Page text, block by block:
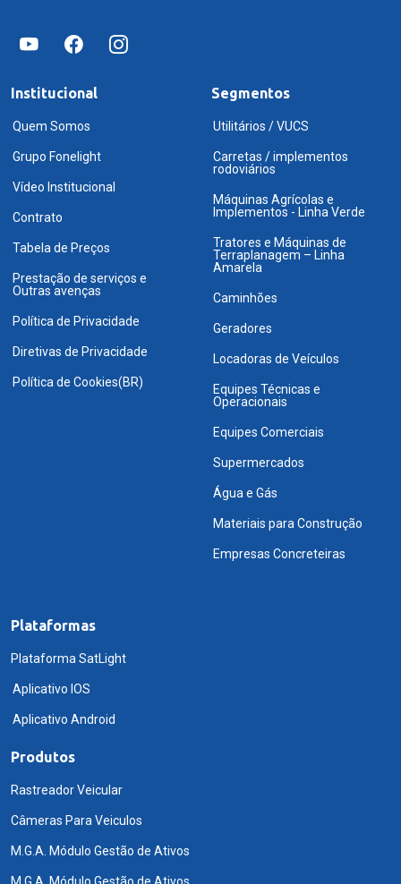
Institucional
Quem Somos
Grupo Fonelight
Vídeo Institucional
Contrato
Tabela de Preços
Prestação de serviços e
Outras avenças
Política de Privacidade
Diretivas de Privacidade
Política de Cookies(BR)
Segmentos
Utilitários / VUCS
Carretas / implementos
rodoviários
Máquinas Agrícolas e
Implementos - Linha Verde
Tratores e Máquinas de
Terraplanagem – Linha
Amarela
Caminhões
Geradores
Locadoras de Veículos
Equipes Técnicas e
Operacionais
Equipes Comerciais
Supermercados
Água e Gás
Materiais para Construção
Empresas Concreteiras
Plataformas
Plataforma SatLight
Aplicativo IOS
Aplicativo Android
Produtos
Rastreador Veicular
Câmeras Para Veiculos
M.G.A. Módulo Gestão de Ativos